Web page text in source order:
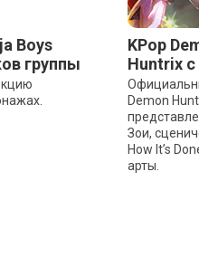
Boys
группы
KPop
Huntrix
Demon
Зои,
How It’s
арты.